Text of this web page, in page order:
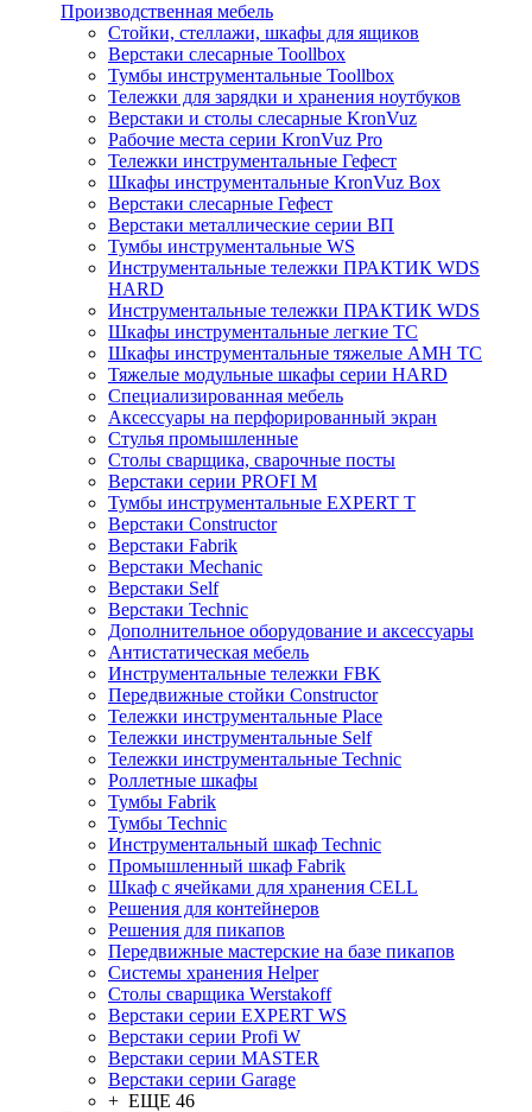
Производственная мебель
Стойки, стеллажи, шкафы для ящиков
Верстаки слесарные Toollbox
Тумбы инструментальные Toollbox
Тележки для зарядки и хранения ноутбуков
Верстаки и столы слесарные KronVuz
Рабочие места серии KronVuz Pro
Тележки инструментальные Гефест
Шкафы инструментальные KronVuz Box
Верстаки слесарные Гефест
Верстаки металлические серии ВП
Тумбы инструментальные WS
Инструментальные тележки ПРАКТИК WDS
HARD
Инструментальные тележки ПРАКТИК WDS
Шкафы инструментальные легкие ТС
Шкафы инструментальные тяжелые AMH TC
Тяжелые модульные шкафы серии HARD
Cпециализированная мебель
Аксессуары на перфорированный экран
Стулья промышленные
Столы сварщика, сварочные посты
Верстаки серии PROFI M
Тумбы инструментальные EXPERT T
Верстаки Constructor
Верстаки Fabrik
Верстаки Mechanic
Верстаки Self
Верстаки Technic
Дополнительное оборудование и аксессуары
Антистатическая мебель
Инструментальные тележки FBK
Передвижные стойки Constructor
Тележки инструментальные Place
Тележки инструментальные Self
Тележки инструментальные Technic
Роллетные шкафы
Тумбы Fabrik
Тумбы Technic
Инструментальный шкаф Technic
Промышленный шкаф Fabrik
Шкаф с ячейками для хранения CELL
Решения для контейнеров
Решения для пикапов
Передвижные мастерские на базе пикапов
Системы хранения Helper
Столы сварщика Werstakoff
Верстаки серии EXPERT WS
Верстаки серии Profi W
Верстаки серии MASTER
Верстаки серии Garage
+ ЕЩЕ 46